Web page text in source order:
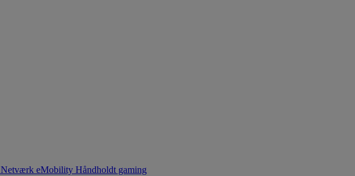
Netværk eMobility Håndholdt gaming